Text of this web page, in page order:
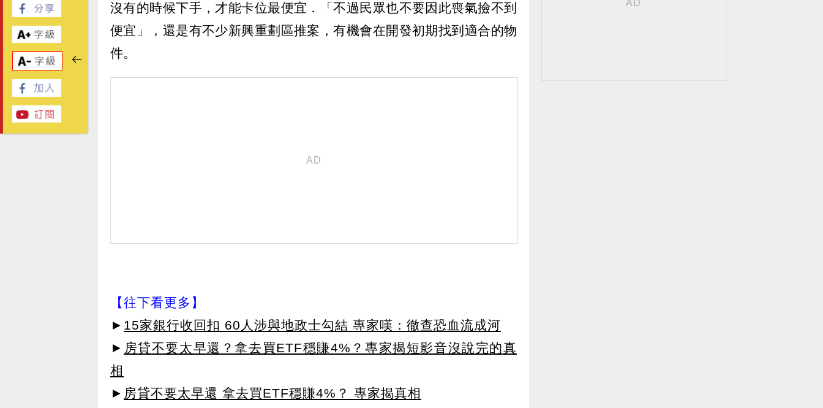
沒有的時候下手，才能卡位最便宜．「不過民眾也不要因此喪氣撿不到
便宜」，還是有不少新興重劃區推案，有機會在開發初期找到適合的物
件。
【往下看更多】
► 15家銀行收回扣 60人涉與地政士勾結 專家嘆：徹查恐血流成河
► 房貸不要太早還？拿去買ETF穩賺4%？專家揭短影音沒說完的真
相
► 房貸不要太早還 拿去買ETF穩賺4%？ 專家揭真相